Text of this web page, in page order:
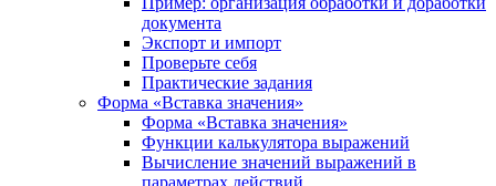
документа
Экспорт и импорт
Проверьте себя
Практические задания
Форма «Вставка значения»
Форма «Вставка значения»
Функции калькулятора выражений
Вычисление значений выражений в
параметрах действий